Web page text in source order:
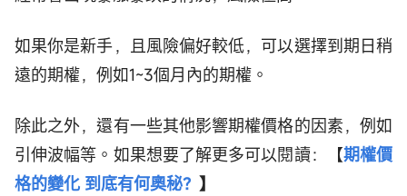
如果你是新手，且風險偏好較低，可以選擇到期日稍
遠的期權，例如1~3個月內的期權。
除此之外，還有一些其他影響期權價格的因素，例如
引伸波幅等。如果想要了解更多可以閱讀：【期權價
格的變化 到底有何奧秘？ 】